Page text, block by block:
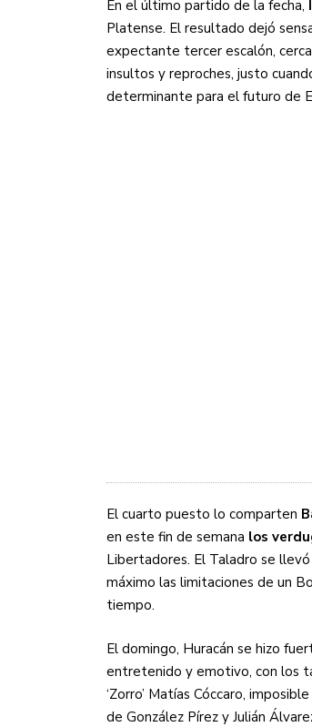
En el último partido de la fecha,
Platense. El resultado dejó
expectante tercer escalón,
insultos y reproches, justo
determinante para el futuro de
El cuarto puesto lo comparten
en este fin de semana los
Libertadores. El Taladro se
máximo las limitaciones de un
tiempo.
El domingo, Huracán se hizo
entretenido y emotivo, con los
‘Zorro’ Matías Cóccaro,
de González Pírez y Julián